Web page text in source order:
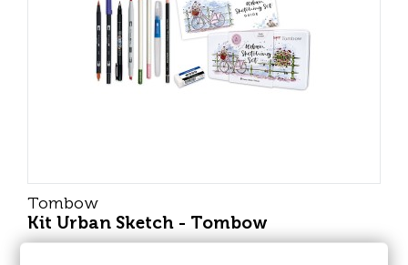
Tombow
Kit Urban Sketch - Tombow